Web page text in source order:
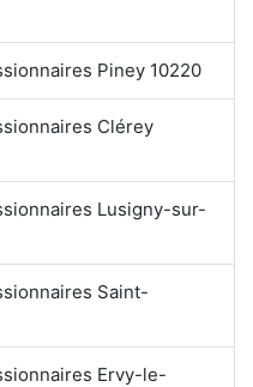
Piney 10220
Clérey
Lusigny-sur-
Saint-
Ervy-le-